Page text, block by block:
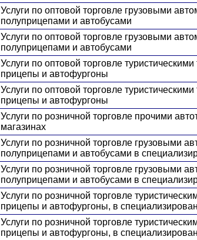
Услуги по оптовой торговле грузовыми
полуприцепами и автобусами
Услуги по оптовой торговле грузовыми
полуприцепами и автобусами
Услуги по оптовой торговле
прицепы и автофургоны
Услуги по оптовой торговле
прицепы и автофургоны
Услуги по розничной торговле прочими
магазинах
Услуги по розничной торговле грузовыми
полуприцепами и автобусами в
Услуги по розничной торговле грузовыми
полуприцепами и автобусами в
Услуги по розничной торговле
прицепы и автофургоны, в
Услуги по розничной торговле
прицепы и автофургоны, в